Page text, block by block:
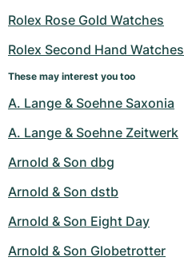
Rolex Rose Gold Watches
Rolex Second Hand Watches
These may interest you too
A. Lange & Soehne Saxonia
A. Lange & Soehne Zeitwerk
Arnold & Son dbg
Arnold & Son dstb
Arnold & Son Eight Day
Arnold & Son Globetrotter